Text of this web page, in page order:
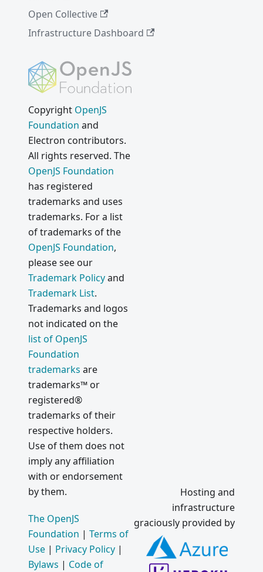
Open Collective
Infrastructure Dashboard
Copyright OpenJS
Foundation and
Electron contributors.
All rights reserved. The
OpenJS Foundation
has registered
trademarks and uses
trademarks. For a list
of trademarks of the
OpenJS Foundation,
please see our
Trademark Policyand
Trademark List.
Trademarks and logos
not indicated on the
list of OpenJS
Foundation
trademarks are
trademarks™ or
registered®
trademarks of their
respective holders.
Use of them does not
imply any affiliation
with or endorsement
by them.
The OpenJS
Foundation | Terms of
Use | Privacy Policy |
Bylaws | Code of
Hosting and
infrastructure
graciously provided by